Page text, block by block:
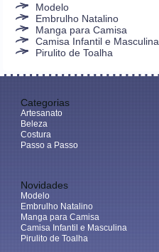
Modelo
Embrulho Natalino
Manga para Camisa
Camisa Infantil e Masculina
Pirulito de Toalha
Categorias
Artesanato
Beleza
Costura
Passo a Passo
Novidades
Modelo
Embrulho Natalino
Manga para Camisa
Camisa Infantil e Masculina
Pirulito de Toalha